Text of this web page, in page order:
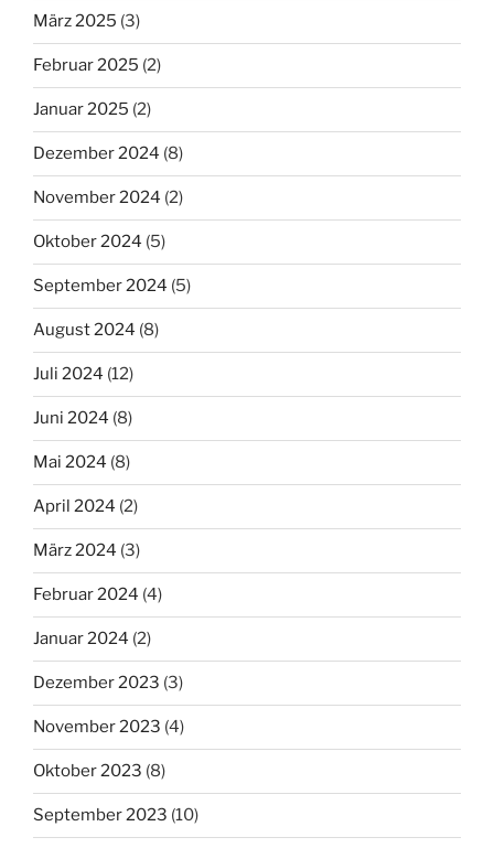
März 2025 (3)
Februar 2025 (2)
Januar 2025 (2)
Dezember 2024 (8)
November 2024 (2)
Oktober 2024 (5)
September 2024 (5)
August 2024 (8)
Juli 2024 (12)
Juni 2024 (8)
Mai 2024 (8)
April 2024 (2)
März 2024 (3)
Februar 2024 (4)
Januar 2024 (2)
Dezember 2023 (3)
November 2023 (4)
Oktober 2023 (8)
September 2023 (10)